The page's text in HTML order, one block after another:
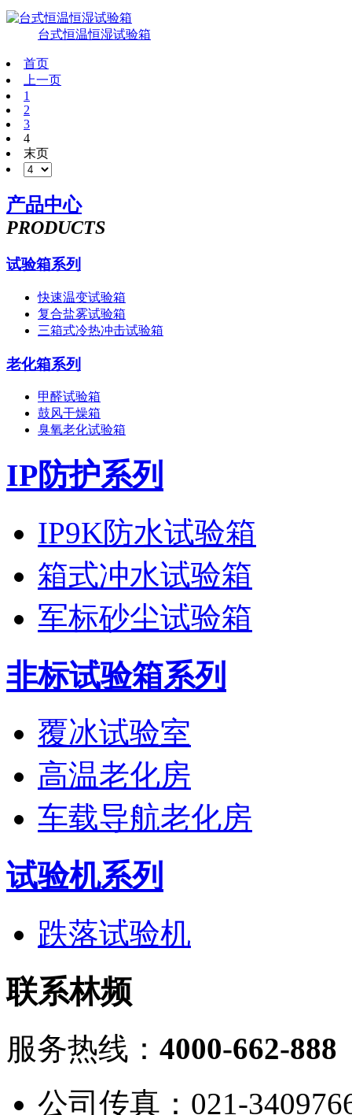
台式恒温恒湿试验箱
首页
上一页
1
2
3
4
末页
产品中心
PRODUCTS
试验箱系列
快速温变试验箱
复合盐雾试验箱
三箱式冷热冲击试验箱
老化箱系列
甲醛试验箱
鼓风干燥箱
臭氧老化试验箱
IP防护系列
IP9K防水试验箱
箱式冲水试验箱
军标砂尘试验箱
非标试验箱系列
覆冰试验室
高温老化房
车载导航老化房
试验机系列
跌落试验机
联系林频
服务热线： 4000-662-888
公司传真：021-